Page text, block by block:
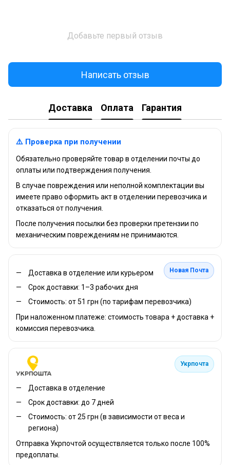
Добавьте первый отзыв
Написать отзыв
Доставка Оплата Гарантия
⚠️ Проверка при получении
Обязательно проверяйте товар в отделении почты до
оплаты или подтверждения получения.
В случае повреждения или неполной комплектации вы
имеете право оформить акт в отделении перевозчика и
отказаться от получения.
После получения посылки без проверки претензии по
механическим повреждениям не принимаются.
Новая Почта
Доставка в отделение или курьером
Срок доставки: 1–3 рабочих дня
Стоимость: от 51 грн (по тарифам перевозчика)
При наложенном платеже: стоимость товара + доставка +
комиссия перевозчика.
Укрпочта
Доставка в отделение
Срок доставки: до 7 дней
Стоимость: от 25 грн (в зависимости от веса и
региона)
Отправка Укрпочтой осуществляется только после 100%
предоплаты.